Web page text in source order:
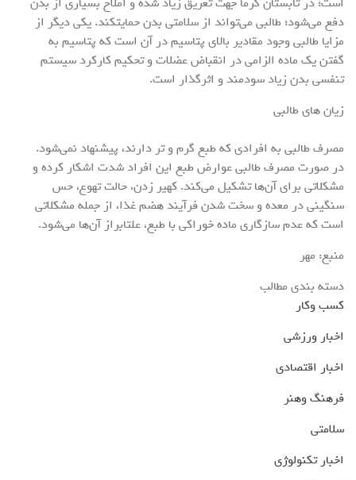
دفع می‌شود؛ طالبی می‌تواند از سلامتی بدن حمایتکند. یکی دیگر از
مزایا طالبی وجود مقادیر بالای پتاسیم در آن است که پتاسیم به
گفتن یک ماده الزامی در انقباض عضلات و تحکیم کارکرد سیستم
تنفسی بدن زیاد سودمند و اثرگذار است.
زیان های طالبی
مصرف طالبی به افرادی که طبع گرم و تر دارند، پیشنهاد نمی‌شود.
در صورت مصرف طالبی عوارض طبع این افراد شدت اشکار کرده و
مشکلاتی برای آن‌ها تشکیل می‌کند. کهیر زدن، حالت تهوع، حس
سنگینی در معده و سخت شدن فرآیند هضم غذا، از جمله مشکلاتی
است که عدم سازگاری ماده خوراکی با طبع، علتابراز آن‌ها می‌شود.
منبع: مهر
دسته بندی مطالب
کسب وکار
اخبار ورزشی
اخبار اقتصادی
فرهنگ وهنر
سلامتی
اخبار تکنولوژی